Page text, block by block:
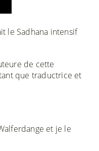
le Sadhana intensif
de cette
que traductrice et
et je le